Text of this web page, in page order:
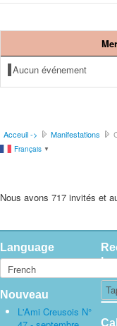
Aucun événement
Acceuil -> Manifestations
Français ▼
Nous avons 717 invités et
Language
Nouveau
L'Ami Creusois N°
le